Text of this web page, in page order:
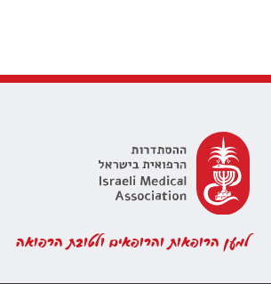
למען הרופאות והרופאים ולטובת הרפואה